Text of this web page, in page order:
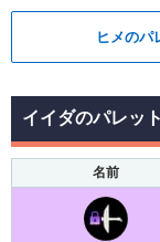
ヒメのパ
イイダのパレッ
名前